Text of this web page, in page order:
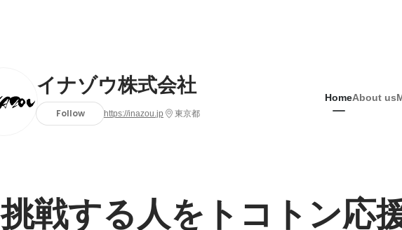
イナゾウ株式会社
Follow https://inazou.jp 東京都
HomeAbout us
挑戦する人をトコトン応